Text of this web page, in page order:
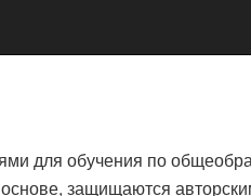
для обучения по
защищаются